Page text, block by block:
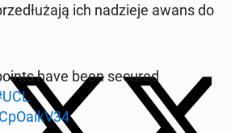
ich nadzieje awans do
have been secured